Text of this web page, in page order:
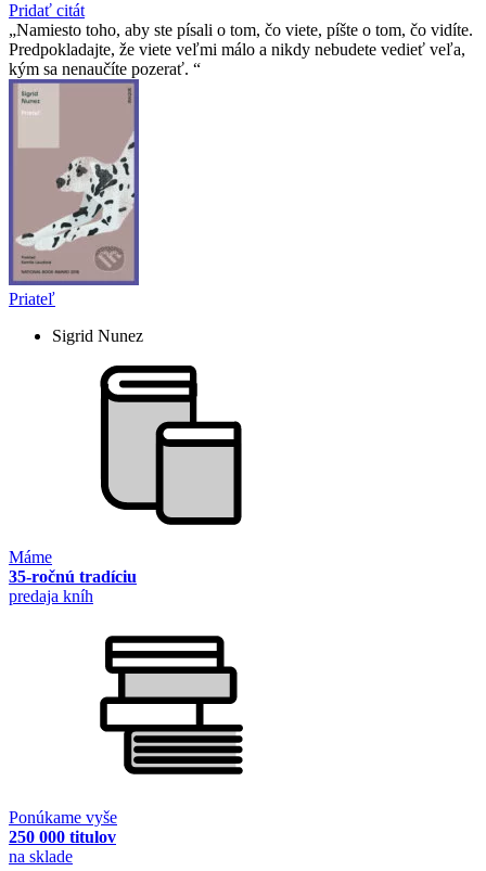
Pridať citát
Namiesto toho, aby ste písali o tom, čo viete, píšte o tom, čo vidíte.
Predpokladajte, že viete veľmi málo a nikdy nebudete vedieť veľa,
kým sa nenaučíte pozerať.
Priateľ
Sigrid Nunez
Máme
35-ročnú tradíciu
predaja kníh
Ponúkame vyše
250 000 titulov
na sklade